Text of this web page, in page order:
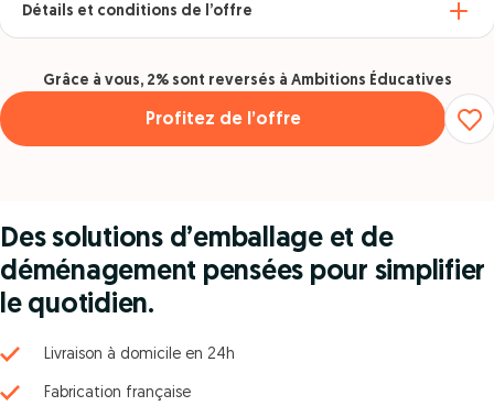
Des solutions d’emballage et de
déménagement pensées pour simplifier
le quotidien.
Livraison à domicile en 24h
Fabrication française
Détails et conditions de l’offre
Profitez de l’offre
Grâce à vous, 2% sont reversés à Ambitions Éducatives